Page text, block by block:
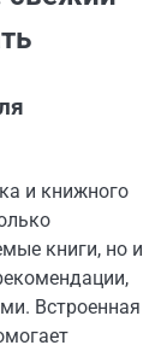
и книжного
книги, но и
Встроенная